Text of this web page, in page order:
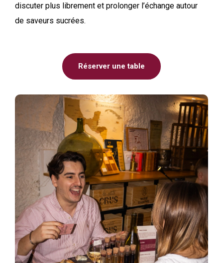
discuter plus librement et prolonger l’échange autour
de saveurs sucrées.
Réserver une table